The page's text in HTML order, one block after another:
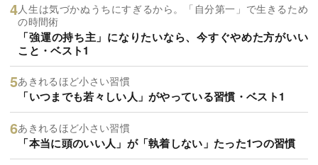
人生は気づかぬうちにすぎるから。「自分第一」で生きるため
の時間術
「強運の持ち主」になりたいなら、今すぐやめた方がいい
こと・ベスト1
あきれるほど小さい習慣
「いつまでも若々しい人」がやっている習慣・ベスト1
あきれるほど小さい習慣
「本当に頭のいい人」が「執着しない」たった1つの習慣